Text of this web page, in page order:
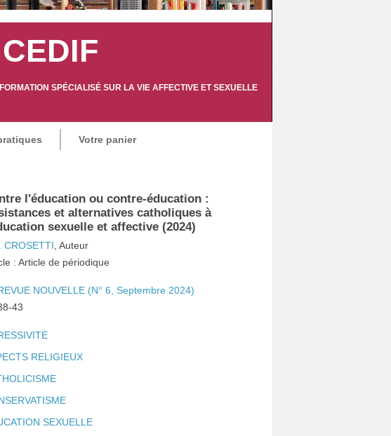
CEDIF
SPÉCIALISÉ SUR LA VIE AFFECTIVE ET SEXUELLE
Votre panier
l'éducation ou contre-éducation :
et alternatives catholiques à
sexuelle et affective (2024)
CROSETTI , Auteur
: Article de périodique
NOUVELLE (N° 6, Septembre 2024)
43
RELIGIEUX
SEXUELLE